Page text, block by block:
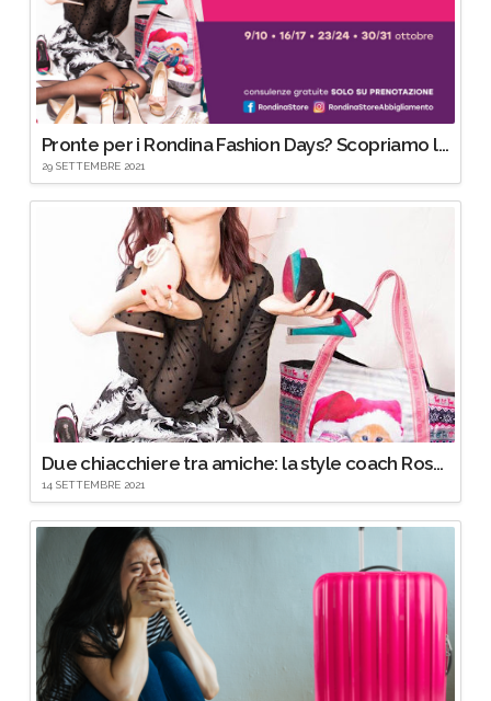
Pronte per i Rondina Fashion Days? Scopriamo le carte (e gli appuntamenti)!
29 SETTEMBRE 2021
Due chiacchiere tra amiche: la style coach Rossella Rizzi!
14 SETTEMBRE 2021